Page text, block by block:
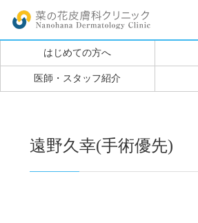
はじめての方へ
医師・スタッフ紹介
遠野久幸(手術優先)